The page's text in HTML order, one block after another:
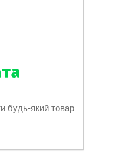
будь-який товар